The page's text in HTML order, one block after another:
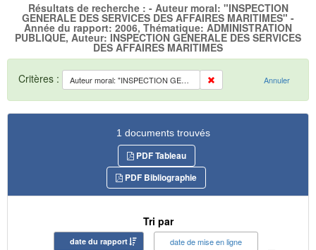
Résultats de recherche : - Auteur moral: "INSPECTION
GENERALE DES SERVICES DES AFFAIRES MARITIMES" -
Année du rapport: 2006, Thématique: ADMINISTRATION
PUBLIQUE, Auteur: INSPECTION GENERALE DES SERVICES
DES AFFAIRES MARITIMES
Critères : Auteur moral: "INSPECTION GENERALE DES SERVICES DES AFFAIRES MARITIMES" Annuler
1 documents trouvés
PDF Tableau
PDF Bibliographie
Tri par
date du rapport date de mise en ligne